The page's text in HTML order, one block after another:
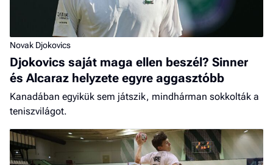
Novak Djokovics
Djokovics saját maga ellen beszél? Sinner
és Alcaraz helyzete egyre aggasztóbb
Kanadában egyikük sem játszik, mindhárman sokkolták a
teniszvilágot.